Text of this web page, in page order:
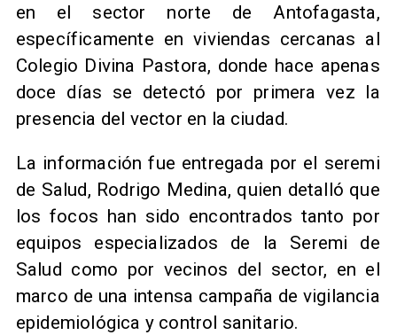
en el sector norte de Antofagasta,
específicamente en viviendas cercanas al
Colegio Divina Pastora, donde hace apenas
doce días se detectó por primera vez la
presencia del vector en la ciudad.
La información fue entregada por el seremi
de Salud, Rodrigo Medina, quien detalló que
los focos han sido encontrados tanto por
equipos especializados de la Seremi de
Salud como por vecinos del sector, en el
marco de una intensa campaña de vigilancia
epidemiológica y control sanitario.